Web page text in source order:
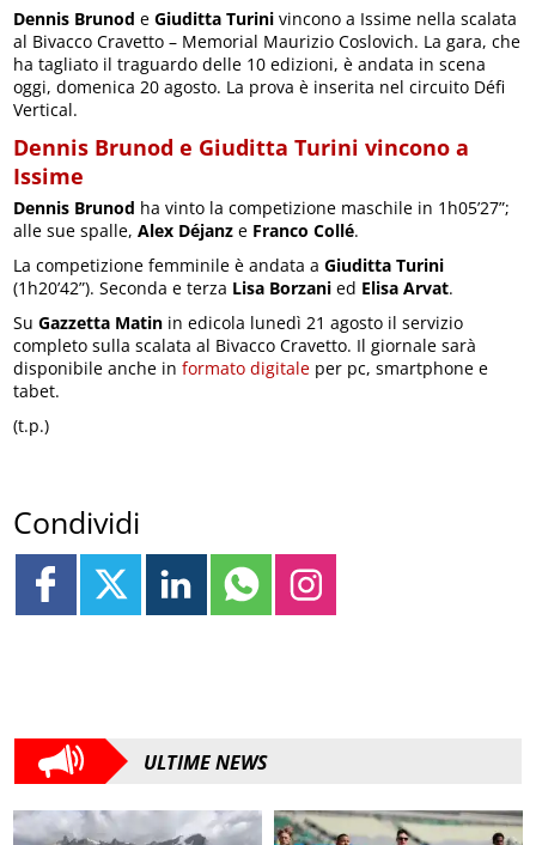
Dennis Brunod eGiuditta Turini vincono a Issime nella scalata
al Bivacco Cravetto – Memorial Maurizio Coslovich. La gara, che
ha tagliato il traguardo delle 10 edizioni, è andata in scena
oggi, domenica 20 agosto. La prova è inserita nel circuito Défi
Vertical.
Dennis Brunod e Giuditta Turini vincono a
Issime
Dennis Brunod ha vinto la competizione maschile in 1h05’27”;
alle sue spalle,Alex Déjanz e Franco Collé.
La competizione femminile è andata aGiuditta Turini
(1h20’42”). Seconda e terza Lisa Borzani ed Elisa Arvat.
SuGazzetta Matin in edicola lunedì 21 agosto il servizio
completo sulla scalata al Bivacco Cravetto. Il giornale sarà
disponibile anche informato digitale per pc, smartphone e
tabet.
(t.p.)
Condividi
ULTIME NEWS